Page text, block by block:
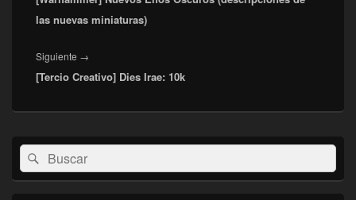
las nuevas miniaturas)
Siguiente →
siguiente:
[Tercio Creativo] Dies Irae: 10k
El
área
de
Buscar
por:
Buscar